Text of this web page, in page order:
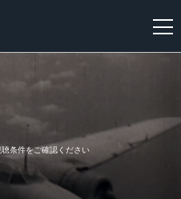
登
録
条件をご確認ください